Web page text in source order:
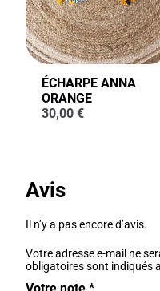
ÉCHARPE ANNA
ORANGE
30,00 €
Avis
Il n’y a pas encore d’avis.
Votre adresse e-mail ne
obligatoires sont indiqués